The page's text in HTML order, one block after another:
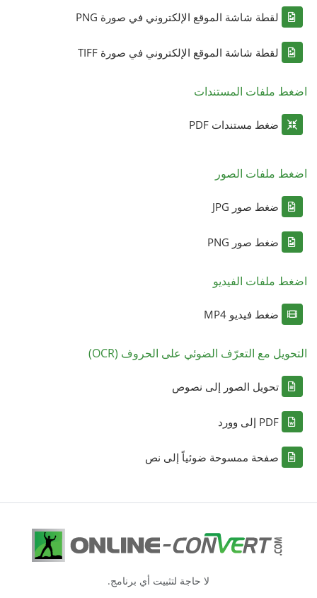
لقطة شاشة الموقع الإلكتروني في صورة PNG
لقطة شاشة الموقع الإلكتروني في صورة TIFF
اضغط ملفات المستندات
ضغط مستندات PDF
اضغط ملفات الصور
ضغط صور JPG
ضغط صور PNG
اضغط ملفات الفيديو
ضغط فيديو MP4
التحويل مع التعرّف الضوئي على الحروف (OCR)
تحويل الصور إلى نصوص
PDF إلى وورد
صفحة ممسوحة ضوئياً إلى نص
لا حاجة لتثبيت أي برنامج.